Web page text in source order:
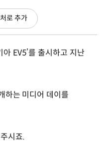
로 추가(새
창
EV5’를 출시하고 지난
하는 미디어 데이를
시죠.